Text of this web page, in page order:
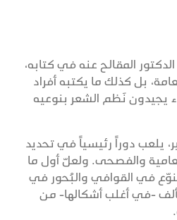
المقالح عنه في كتابه،
بل كذلك ما يكتبه أفراد
يجيدون نَظم الشعر بنوعيه
يلعب دوراً رئيسياً في تحديد
والفصحى. ولعلّ أول ما
في القوافي والبُحور في
-في أغلب أشكالها- من